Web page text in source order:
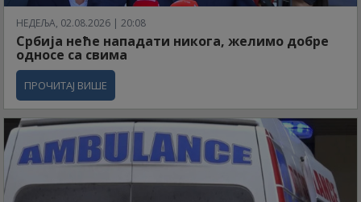
НЕДЕЉА, 02.08.2026 | 20:08
Србија неће нападати никога, желимо добре
односе са свима
ПРОЧИТАЈ ВИШЕ